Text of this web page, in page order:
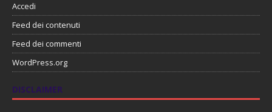
Accedi
Feed dei contenuti
Feed dei commenti
WordPress.org
DISCLAIMER